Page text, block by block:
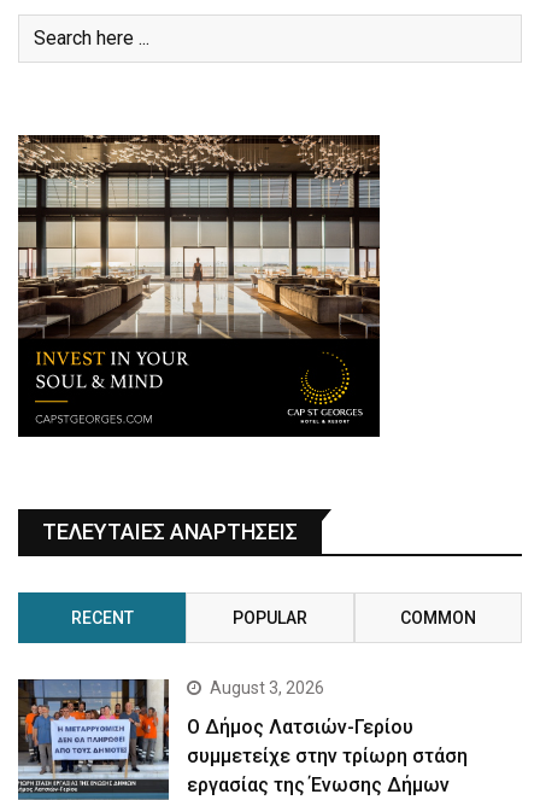
ΤΕΛΕΥΤΑΙΕΣ ΑΝΑΡΤΗΣΕΙΣ
RECENT POPULAR COMMON
August 3, 2026
Ο Δήμος Λατσιών-Γερίου
συμμετείχε στην τρίωρη στάση
εργασίας της Ένωσης Δήμων